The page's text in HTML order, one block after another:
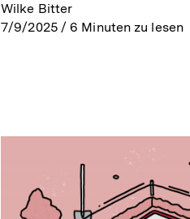
Wilke Bitter
7/9/2025 / 6 Minuten zu lesen